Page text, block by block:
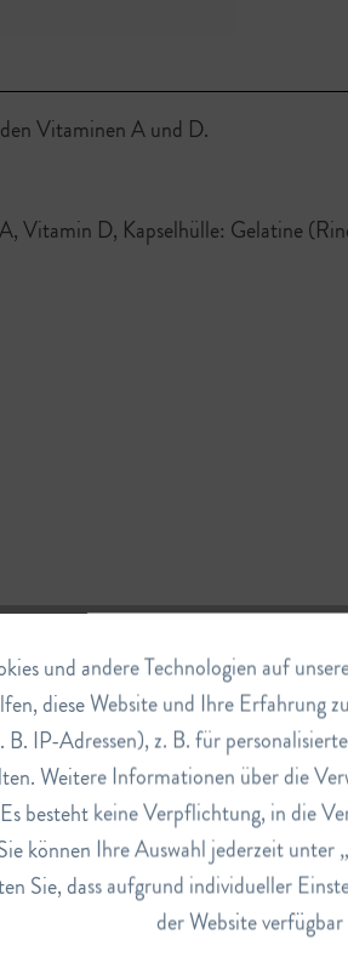
Vitaminen A und D.
Vitamin D, Kapselhülle: Gelatine
und andere Technologien auf
diese Website und Ihre Erfahrung
IP-Adressen), z. B. für
Weitere Informationen über die
besteht keine Verpflichtung, in die
können Ihre Auswahl jederzeit
Sie, dass aufgrund individueller
der Website verfügbar